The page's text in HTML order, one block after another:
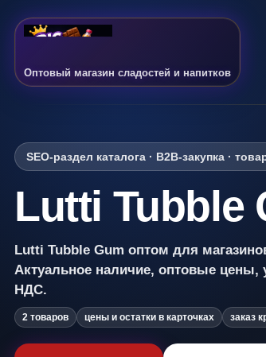
Оптовый магазин сладостей и напитков
SEO-раздел каталога · B2B-закупка ·
Lutti Tubble
Lutti Tubble Gum оптом для
Актуальное наличие, оптовые
НДС.
2 товаров цены и остатки в карточках заказ